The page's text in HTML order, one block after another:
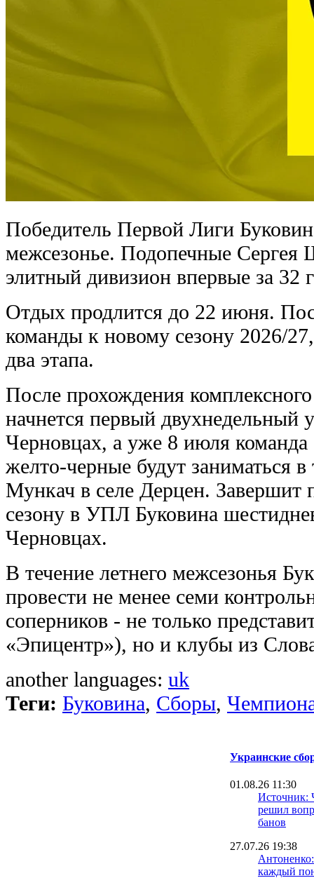
Победитель Первой Лиги
межсезонье. Подопечные Сергея
элитный дивизион впервые за 32
Отдых продлится до 22 июня.
команды к новому сезону 2026/27,
два этапа.
После прохождения
начнется первый двухнедельный
Черновцах, а уже 8 июля команда
желто-черные будут заниматься в
Мункач в селе Дерцен. Завершит
сезону в УПЛ Буковина
Черновцах.
В течение летнего межсезонья
провести не менее семи
соперников - не только
«Эпицентр»), но и клубы из
another languages: uk
Теги: Буковина, Сборы,
Украинские
01.08.26 11:30
Источник:
решил
банов
27.07.26 19:38
каждый